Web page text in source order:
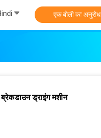
एक बोली का अनुरोध
ड्राइंग मशीन